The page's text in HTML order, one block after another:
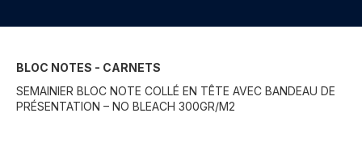
BLOC NOTES - CARNETS
SEMAINIER BLOC NOTE COLLÉ EN TÊTE AVEC BANDEAU DE
PRÉSENTATION – NO BLEACH 300GR/M2